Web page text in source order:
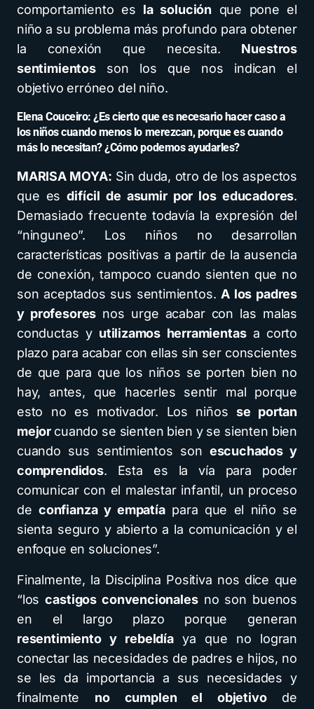
comportamiento es la solución que pone el
niño a su problema más profundo para obtener
la conexión que necesita. Nuestros
sentimientosson los que nos indican el
objetivo erróneo del niño.
Elena Couceiro: ¿Es cierto que es necesario hacer caso a
los niños cuando menos lo merezcan, porque es cuando
más lo necesitan? ¿Cómo podemos ayudarles?
MARISA MOYA: Sin duda, otro de los aspectos
que esdifícil de asumir por los educadores.
Demasiado frecuente todavía la expresión del
“ninguneo”. Los niños no desarrollan
características positivas a partir de la ausencia
de conexión, tampoco cuando sienten que no
son aceptados sus sentimientos. A los padres
y profesores nos urge acabar con las malas
conductas y utilizamos herramientasa corto
plazo para acabar con ellas sin ser conscientes
de que para que los niños se porten bien no
hay, antes, que hacerles sentir mal porque
esto no es motivador. Los niños se portan
mejor cuando se sienten bien y se sienten bien
cuando sus sentimientos son escuchados y
comprendidos. Esta es la vía para poder
comunicar con el malestar infantil, un proceso
deconfianza y empatíapara que el niño se
sienta seguro y abierto a la comunicación y el
enfoque en soluciones”.
Finalmente, la Disciplina Positiva nos dice que
“loscastigos convencionalesno son buenos
en el largo plazo porque generan
resentimiento y rebeldíaya que no logran
conectar las necesidades de padres e hijos, no
se les da importancia a sus necesidades y
finalmente no cumplen el objetivode